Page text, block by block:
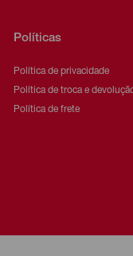
Políticas
Política de privacidade
Política de troca e
Política de frete